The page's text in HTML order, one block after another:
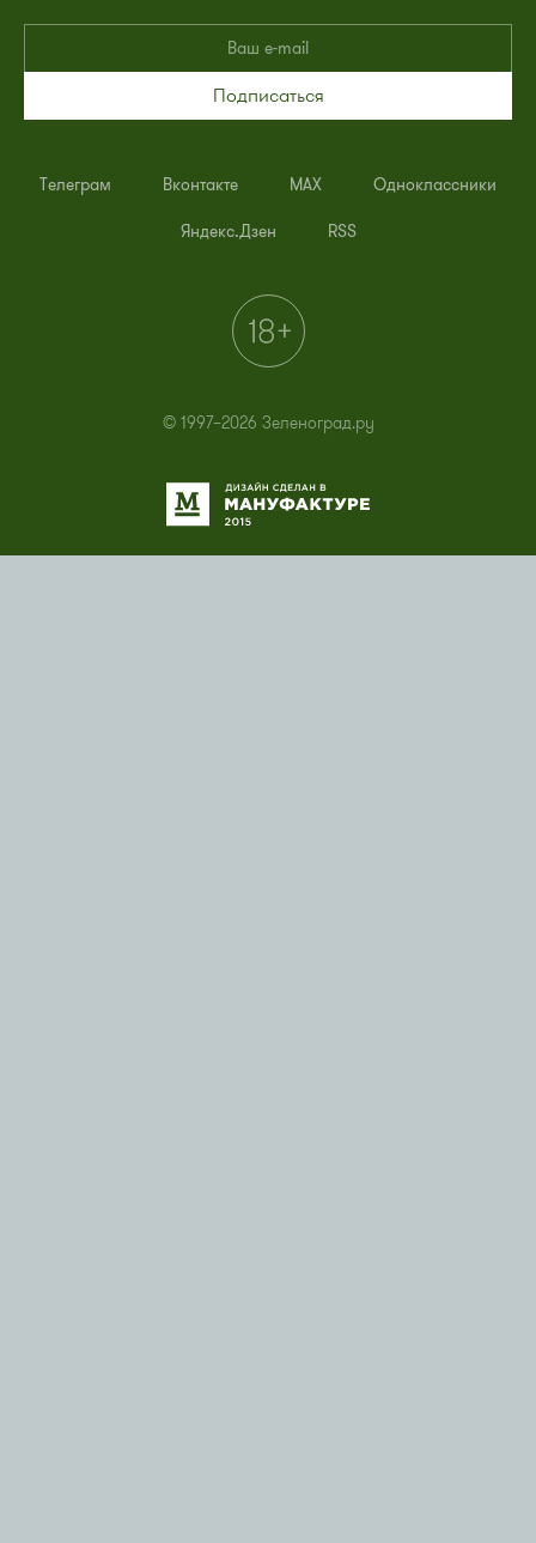
Подписаться
Телеграм Вконтакте MAX Одноклассники
Яндекс.Дзен RSS
© 1997–2026 Зеленоград.ру